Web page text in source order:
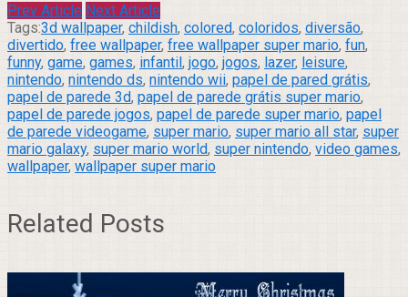
Prev Article Next Article
Tags:3d wallpaper, childish, colored, coloridos, diversão,
divertido, free wallpaper, free wallpaper super mario, fun,
funny, game, games, infantil, jogo, jogos, lazer, leisure,
nintendo, nintendo ds, nintendo wii, papel de pared grátis,
papel de parede 3d, papel de parede grátis super mario,
papel de parede jogos, papel de parede super mario, papel
de parede videogame, super mario, super mario all star, super
mario galaxy, super mario world, super nintendo, video games,
wallpaper, wallpaper super mario
Related Posts